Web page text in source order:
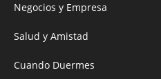
Negocios y Empresa
Salud y Amistad
Cuando Duermes